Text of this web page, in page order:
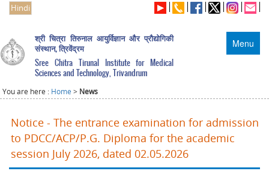
Hindi
Menu
श्री चित्रा तिरुनाल आयुर्विज्ञान और प्रौद्योगिकी
संस्थान, त्रिवेंद्रम
Sree Chitra Tirunal Institute for Medical
Sciences and Technology, Trivandrum
You are here : Home > News
Notice - The entrance examination for admission
to PDCC/ACP/P.G. Diploma for the academic
session July 2026, dated 02.05.2026